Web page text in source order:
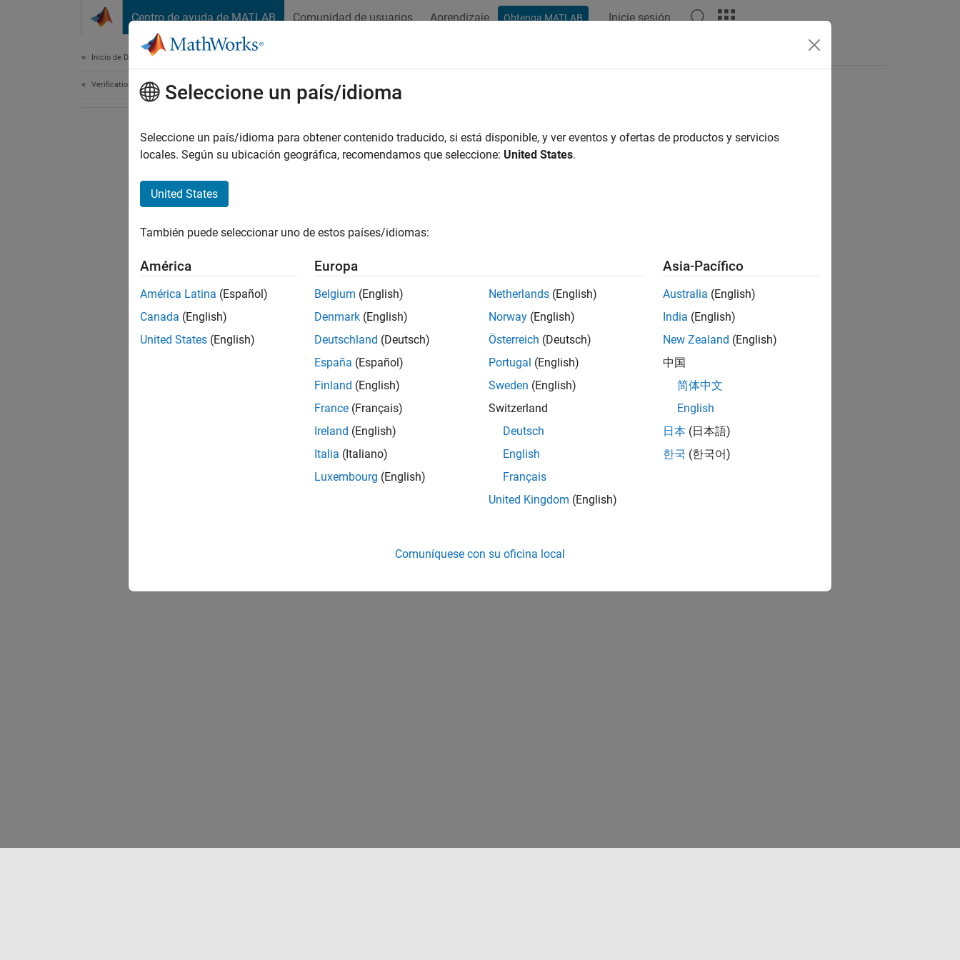
Centro de ayuda de MATLAB Comunidad de usuarios Aprendizaje Obtenga MATLAB Inicie sesión
Inicio de Documentación
Verification, Validation, and Test
How useful was this information?
Seleccione un país/idioma
Seleccione un país/idioma para obtener contenido traducido, si está disponible, y ver eventos y ofertas de productos y servicios
locales. Según su ubicación geográfica, recomendamos que seleccione: United States.
United States
También puede seleccionar uno de estos países/idiomas:
América
América Latina (Español)
Canada (English)
United States (English)
Europa
Belgium (English)
Denmark (English)
Deutschland (Deutsch)
España (Español)
Finland (English)
France (Français)
Ireland (English)
Italia (Italiano)
Luxembourg (English)
Netherlands (English)
Norway (English)
Österreich (Deutsch)
Portugal (English)
Sweden (English)
Switzerland
Deutsch
English
Français
United Kingdom (English)
Asia-Pacífico
Australia (English)
India (English)
New Zealand (English)
中国
简体中文
English
日本 (日本語)
한국 (한국어)
Comuníquese con su oficina local